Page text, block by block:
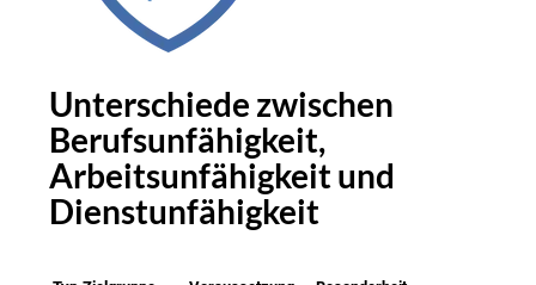
Unterschiede zwischen
Berufsunfähigkeit,
Arbeitsunfähigkeit und
Dienstunfähigkeit